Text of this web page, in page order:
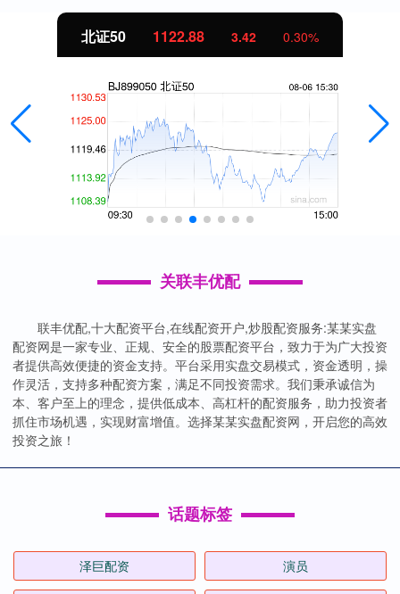
北证50 1122.88 3.42 0.30%
关联丰优配
联丰优配,十大配资平台,在线配资开户,炒股配资服务:某某实盘
配资网是一家专业、正规、安全的股票配资平台，致力于为广大投资
者提供高效便捷的资金支持。平台采用实盘交易模式，资金透明，操
作灵活，支持多种配资方案，满足不同投资需求。我们秉承诚信为
本、客户至上的理念，提供低成本、高杠杆的配资服务，助力投资者
抓住市场机遇，实现财富增值。选择某某实盘配资网，开启您的高效
投资之旅！
话题标签
泽巨配资 演员